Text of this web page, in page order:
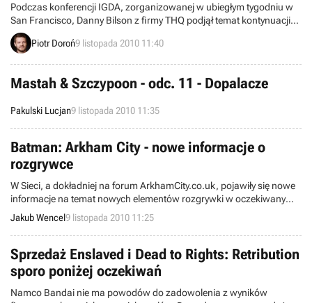
Podczas konferencji IGDA, zorganizowanej w ubiegłym tygodniu w
San Francisco, Danny Bilson z firmy THQ podjął temat kontynuacji
przygodowej gry akcji Darksiders. Z ujawnionych przez niego
informacji wynika, że rola głównego bohatera nie przypadnie tym
Piotr Doroń9 listopada 2010 11:40
Mastah & Szczypoon - odc. 11 - Dopalacze
Pakulski Lucjan9 listopada 2010 11:35
Batman: Arkham City - nowe informacje o
rozgrywce
W Sieci, a dokładniej na forum ArkhamCity.co.uk, pojawiły się nowe
informacje na temat nowych elementów rozgrywki w oczekiwanym
sequelu przygód Człowieka-Nietoperza, Batman: Arkham City.
Jakub Wencel9 listopada 2010 11:25
Sprzedaż Enslaved i Dead to Rights: Retribution
sporo poniżej oczekiwań
Namco Bandai nie ma powodów do zadowolenia z wyników